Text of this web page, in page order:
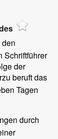
Schriftführer
der
beruft das
Tagen
durch